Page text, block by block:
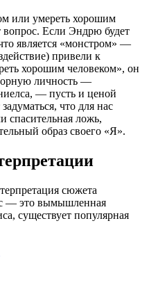
или умереть хорошим
вопрос. Если Эндрю будет
является «монстром» —
привели к
хорошим человеком», он
личность —
— пусть и ценой
что для нас
спасительная ложь,
образ своего «Я».
сюжета
— это вымышленная
существует популярная